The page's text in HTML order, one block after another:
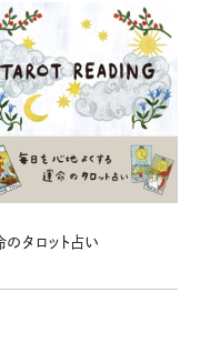
のタロット占い